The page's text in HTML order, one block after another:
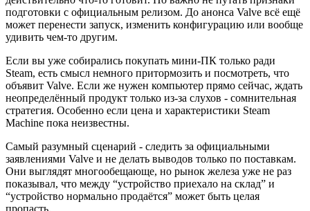
подготовки с официальным релизом. До анонса Valve всё ещё
может перенести запуск, изменить конфигурацию или вообще
удивить чем-то другим.
Если вы уже собирались покупать мини-ПК только ради
Steam, есть смысл немного притормозить и посмотреть, что
объявит Valve. Если же нужен компьютер прямо сейчас, ждать
неопределённый продукт только из-за слухов - сомнительная
стратегия. Особенно если цена и характеристики Steam
Machine пока неизвестны.
Самый разумный сценарий - следить за официальными
заявлениями Valve и не делать выводов только по поставкам.
Они выглядят многообещающе, но рынок железа уже не раз
показывал, что между “устройство приехало на склад” и
“устройство нормально продаётся” может быть целая
пропасть.